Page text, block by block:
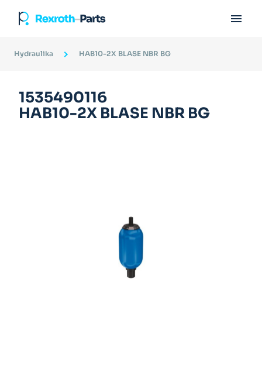

Hydraulika HAB10-2X BLASE NBR BG
1535490116
HAB10-2X BLASE NBR BG